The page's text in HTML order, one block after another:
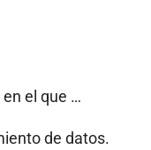
el que …
de datos.